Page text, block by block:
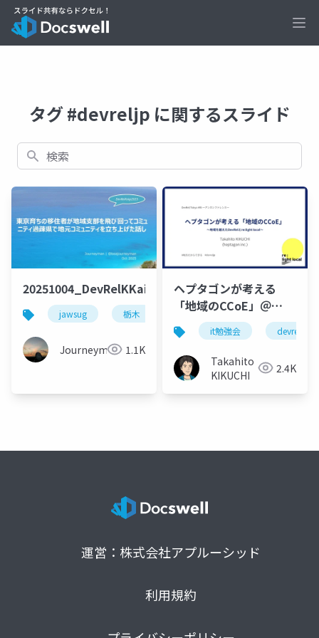
タグ #devreljp に関するスライド
検索
jawsug 栃木 devreljp devrelkaigi
Journeyman 1.1K
ヘプタゴンが考える
「地域のCCoE」＠
DevRel/Tokyo
#95(2024.08.07)
it勉強会 devrel
Takahito
KIKUCHI
2.4K
運営：株式会社アプルーシッド
利用規約